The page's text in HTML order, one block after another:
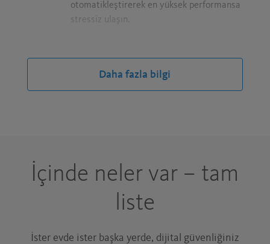
otomatikleştirerek en yüksek performansa
stressiz ulaşın.
BILGILERI HER DEFASINDA GIRMEKTEN
BIKMADINIZ MI?
YAZICIYA KIZMAYIN!
Yazıcının, farenin, Wi-Fi bağlantısının, her
şeyin pürüzsüz ve otomatik çalışmasını
Daha fazla bilgi
İçinde neler var – tam
liste
İster evde ister başka yerde, dijital güvenliğiniz